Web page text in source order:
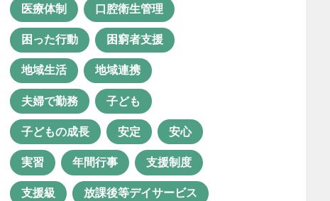
介護福祉士 仕事の醍醐味
余暇活動 保育士
保育士資格が活かせる職業
保育所等訪問支援
働き甲斐 児童発達支援
児童発達支援・放課後等デイサービ
ス
医療体制 口腔衛生管理
困った行動 困窮者支援
地域生活 地域連携
夫婦で勤務 子ども
子どもの成長 安定 安心
実習 年間行事 支援制度
支援級 放課後等デイサービス